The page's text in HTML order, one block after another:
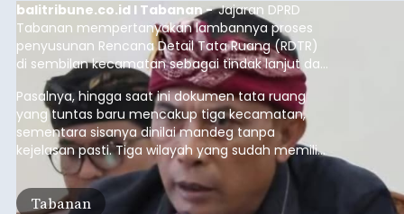
balitribune.co.id I Tabanan -Jajaran DPRD
Tabanan mempertanyakan lambannya proses
penyusunan Rencana Detail Tata Ruang (RDTR)
di sembilan kecamatan sebagai tindak lanjut dari
pelaksanaan RTRW.
Pasalnya, hingga saat ini dokumen tata ruang
yang tuntas baru mencakup tiga kecamatan,
sementara sisanya dinilai mandeg tanpa
kejelasan pasti. Tiga wilayah yang sudah memiliki
RDTR tersebut meliputi Kecamatan Kediri,
Tabanan, dan Selemadeg Barat.
Tabanan